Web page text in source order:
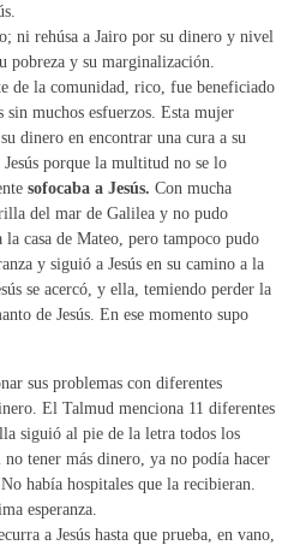
ni rehúsa a Jairo por su dinero y nivel
y su marginalización.
de la comunidad, rico, fue beneficiado
muchos esfuerzos. Esta mujer
dinero en encontrar una cura a su
porque la multitud no se lo
sofocaba a Jesús. Con mucha
del mar de Galilea y no pudo
la casa de Mateo, pero tampoco pudo
y siguió a Jesús en su camino a la
se acercó, y ella, temiendo perder la
de Jesús. En ese momento supo
sus problemas con diferentes
El Talmud menciona 11 diferentes
siguió al pie de la letra todos los
tener más dinero, ya no podía hacer
había hospitales que la recibieran.
esperanza.
a Jesús hasta que prueba, en vano,